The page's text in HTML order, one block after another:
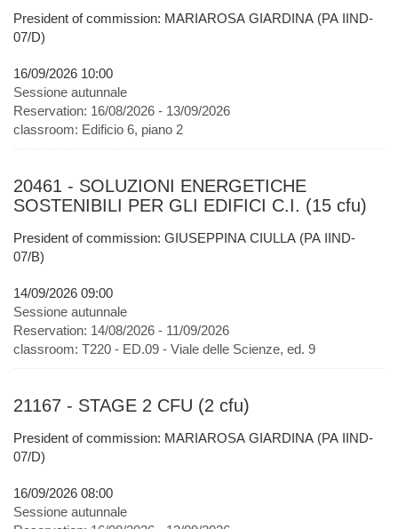
President of commission: MARIAROSA GIARDINA (PA IIND-
07/D)
16/09/2026 10:00
Sessione autunnale
Reservation: 16/08/2026 - 13/09/2026
classroom: Edificio 6, piano 2
20461 - SOLUZIONI ENERGETICHE
SOSTENIBILI PER GLI EDIFICI C.I. (15 cfu)
President of commission: GIUSEPPINA CIULLA (PA IIND-
07/B)
14/09/2026 09:00
Sessione autunnale
Reservation: 14/08/2026 - 11/09/2026
classroom: T220 - ED.09 - Viale delle Scienze, ed. 9
21167 - STAGE 2 CFU (2 cfu)
President of commission: MARIAROSA GIARDINA (PA IIND-
07/D)
16/09/2026 08:00
Sessione autunnale